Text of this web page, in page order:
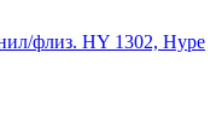
флиз. HY 1302, Hype